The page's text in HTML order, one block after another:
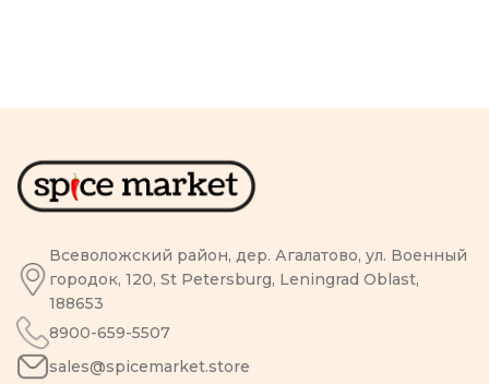
Всеволожский район, дер. Агалатово, ул. Военный
городок, 120, St Petersburg, Leningrad Oblast,
188653
8900-659-5507
sales@spicemarket.store